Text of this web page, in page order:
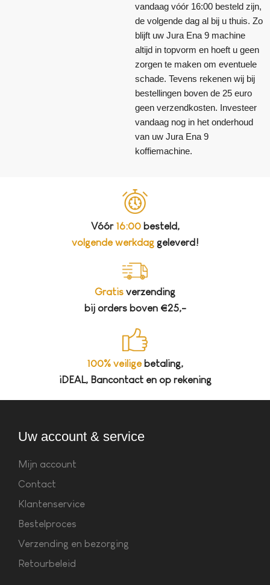
vandaag vóór 16:00 besteld zijn,
de volgende dag al bij u thuis. Zo
blijft uw Jura Ena 9 machine
altijd in topvorm en hoeft u geen
zorgen te maken om eventuele
schade. Tevens rekenen wij bij
bestellingen boven de 25 euro
geen verzendkosten. Investeer
vandaag nog in het onderhoud
van uw Jura Ena 9
koffiemachine.
Vóór 16:00besteld,
volgende werkdaggeleverd!
Gratis verzending
bij orders boven €25,-
100% veiligebetaling,
iDEAL, Bancontact en op rekening
Uw account & service
Mijn account
Contact
Klantenservice
Bestelproces
Verzending en bezorging
Retourbeleid